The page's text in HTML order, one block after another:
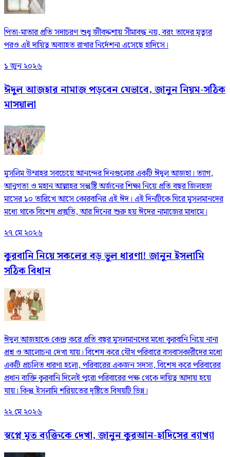
পিতা-মাতার প্রতি সদাচরণ শুধু জীবদ্দশায় সীমাবদ্ধ নয়, বরং তাদের মৃত্যুর
পরও এই দায়িত্ব অব্যাহত রাখার নির্দেশনা এসেছে হাদিসে।
১ জুন ২০২৬
ঈদুল আজহার নামাজ পড়বেন যেভাবে, জানুন নিয়ম-সঠিক
মাসয়ালা
মুসলিম উম্মাহর সবচেয়ে আনন্দের দিনগুলোর একটি ঈদুল আজহা। ত্যাগ,
আনুগত্য ও মহান আল্লাহর সন্তুষ্টি অর্জনের শিক্ষা নিয়ে প্রতি বছর জিলহজ
মাসের ১০ তারিখে আসে কোরবানির এই ঈদ। এই দিনটিকে ঘিরে মুসলমানদের
মধ্যে থাকে বিশেষ প্রস্তুতি, আর দিনের শুরু হয় ঈদের নামাজের মাধ্যমে।
২৭ মে ২০২৬
কুরবানি নিয়ে সকলের বড় ভুল ধারণা! জানুন ইসলামি
সঠিক বিধান
ঈদুল আজহাকে কেন্দ্র করে প্রতি বছর মুসলমানদের মধ্যে কুরবানি নিয়ে নানা
প্রশ্ন ও আলোচনা দেখা যায়। বিশেষ করে যৌথ পরিবারে বসবাসকারীদের মধ্যে
একটি প্রচলিত ধারণা হলো, পরিবারের একজন সদস্য, বিশেষ করে পরিবারের
প্রধান ব্যক্তি কুরবানি দিলেই পুরো পরিবারের পক্ষ থেকে দায়িত্ব আদায় হয়ে
যায়। কিন্তু ইসলামি শরিয়তের দৃষ্টিতে বিষয়টি ভিন্ন।
২২ মে ২০২৬
স্বপ্নে মৃত ব্যক্তিকে দেখা, জানুন কুরআন-হাদিসের ব্যাখ্যা